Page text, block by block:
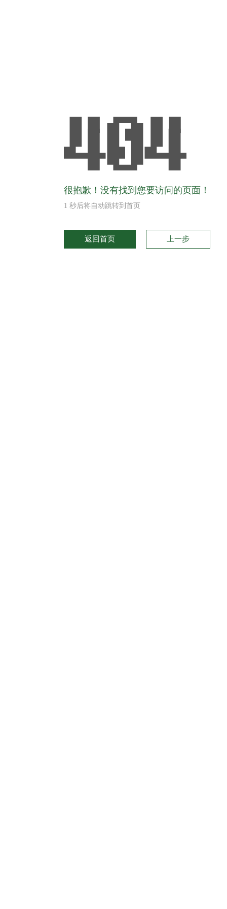
很抱歉！没有找到您要访问的页面！
1 秒后将自动跳转到首页
返回首页 上一步